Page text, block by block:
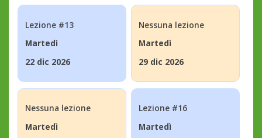
Lezione #13
Martedì
22 dic 2026
Nessuna lezione
Martedì
29 dic 2026
Nessuna lezione
Martedì
Lezione #16
Martedì